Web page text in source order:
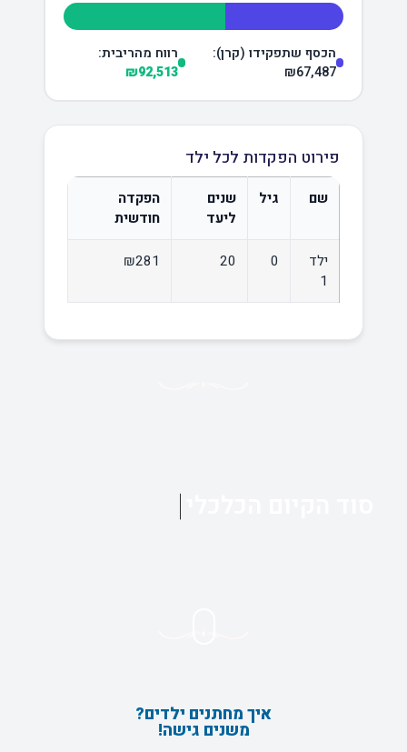
הכסף שתפקידו (קרן):
₪67,487
רווח מהריבית:
₪92,513
פירוט הפקדות לכל ילד
שם גיל
שנים
ליעד
הפקדה
חודשית
ילד
1
0
20
₪281
סוד הקיום הכלכלי
איך מחתנים ילדים?
משנים גישה!